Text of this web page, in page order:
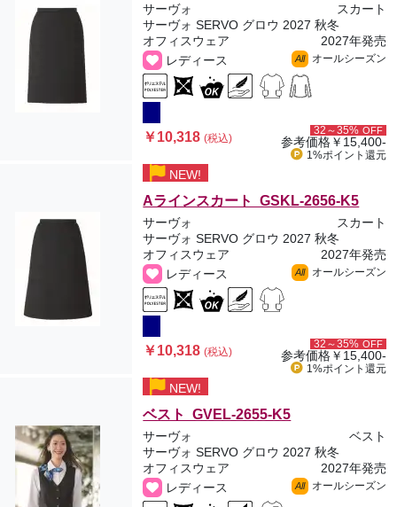
サーヴォ
スカート
サーヴォ SERVO グロウ 2027 秋冬
オフィスウェア
2027年発売
レディース
All オールシーズン
￥10,318(税込)
32～35% OFF
参考価格￥15,400-
1%ポイント 還元
NEW!
Aラインスカート GSKL-2656-K5
サーヴォ
スカート
サーヴォ SERVO グロウ 2027 秋冬
オフィスウェア
2027年発売
レディース
All オールシーズン
￥10,318(税込)
32～35% OFF
参考価格￥15,400-
1%ポイント 還元
NEW!
ベスト GVEL-2655-K5
サーヴォ
ベスト
サーヴォ SERVO グロウ 2027 秋冬
オフィスウェア
2027年発売
レディース
All オールシーズン